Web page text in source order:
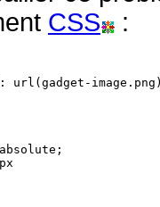
CSS :
url(gadget-